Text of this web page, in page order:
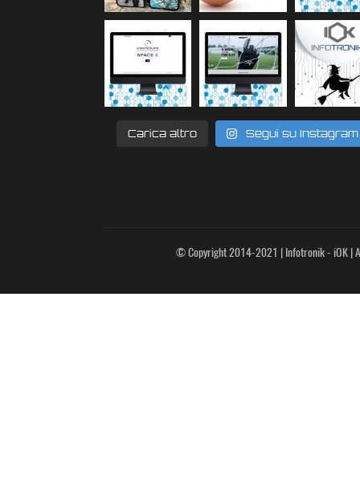
Carica altro Segui su Instagram
© Copyright 2014-2021 | Infotronik - iOK |